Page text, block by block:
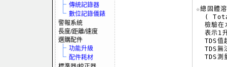
傳統記錄器
數位記錄儀錶
警報系統
長度/距離/速度
選購配件
功能升級
配件耗材
☆總固體
(
檢驗在
表示1
TDS值
TDS無
TDS測